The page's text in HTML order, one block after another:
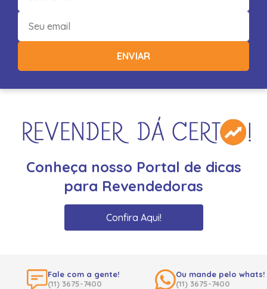
ENVIAR
Conheça nosso Portal de dicas
para Revendedoras
Confira Aqui!
Fale com a gente!
(11) 3675-7400
Ou mande pelo whats!
(11) 3675-7400